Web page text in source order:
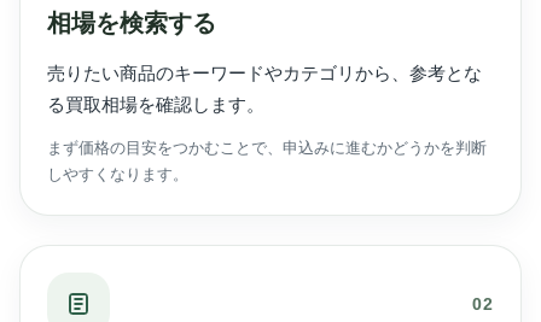
相場を検索する
売りたい商品のキーワードやカテゴリから、参考とな
る買取相場を確認します。
まず価格の目安をつかむことで、申込みに進むかどうかを判断
しやすくなります。
02